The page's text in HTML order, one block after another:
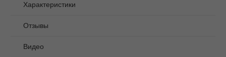
Характеристики
Отзывы
Видео